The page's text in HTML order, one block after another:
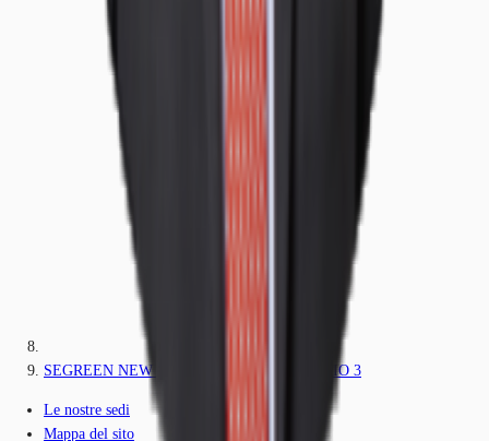
SEGREEN NEW PROJECT - VIA SAN BOVIO 3
Le nostre sedi
Mappa del sito